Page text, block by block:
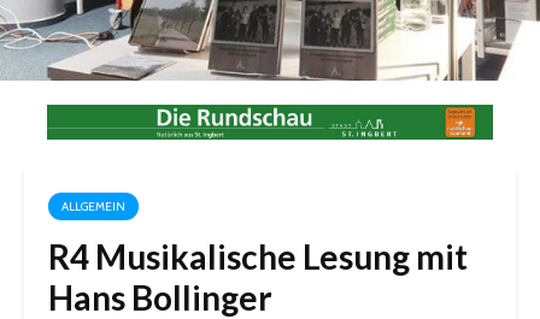
ALLGEMEIN
R4 Musikalische Lesung mit
Hans Bollinger